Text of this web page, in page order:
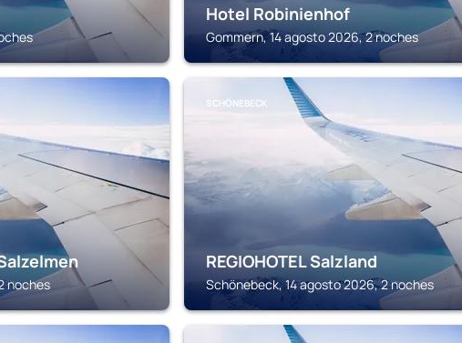
Hotel Robinienhof
Gommern, 14 agosto 2026, 2 noches
noches
SCHÖNEBECK
REGIOHOTEL Salzland
Schönebeck, 14 agosto 2026, 2 noches